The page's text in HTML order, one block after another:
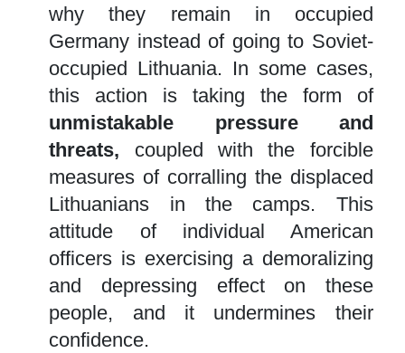
why they remain in occupied
Germany instead of going to Soviet-
occupied Lithuania. In some cases,
this action is taking the form of
unmistakable pressure and
threats, coupled with the forcible
measures of corralling the displaced
Lithuanians in the camps. This
attitude of individual American
officers is exercising a demoralizing
and depressing effect on these
people, and it undermines their
confidence.